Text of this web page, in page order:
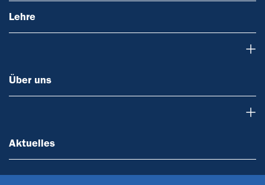
Lehre
Über uns
Aktuelles